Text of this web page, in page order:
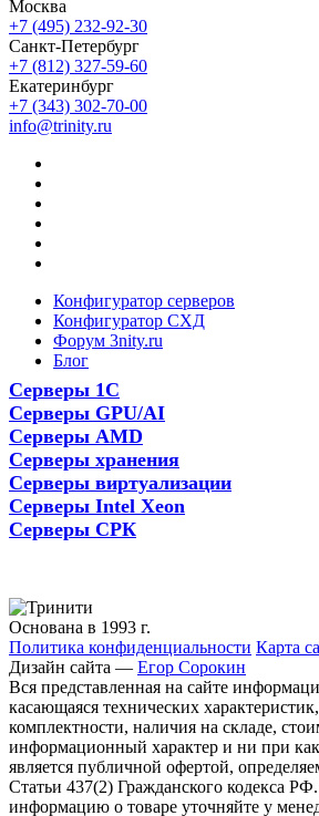
Москва
+7 (495) 232-92-30
Санкт-Петербург
+7 (812) 327-59-60
Екатеринбург
+7 (343) 302-70-00
info@trinity.ru
Конфигуратор серверов
Конфигуратор СХД
Форум 3nity.ru
Блог
Серверы 1С
Серверы GPU/AI
Серверы AMD
Серверы хранения
Серверы виртуализации
Серверы Intel Xeon
Серверы СРК
Основана в 1993 г.
Политика конфиденциальности Карта
Дизайн сайта — Егор Сорокин
Вся представленная на сайте
касающаяся технических
комплектности, наличия на складе,
информационный характер и ни при
является публичной офертой,
Статьи 437(2) Гражданского кодекса
информацию о товаре уточняйте у